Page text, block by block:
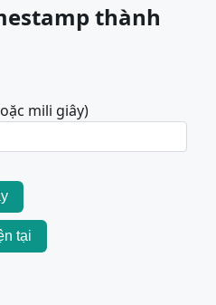
thành
mili giây)
tại